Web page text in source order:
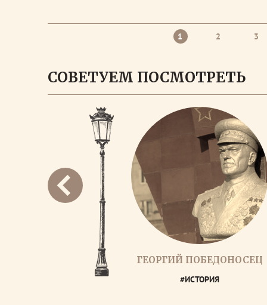
1 2 3
СОВЕТУЕМ ПОСМОТРЕТЬ
ГЕОРГИЙ ПОБЕДОНОСЕЦ
#ИСТОРИЯ